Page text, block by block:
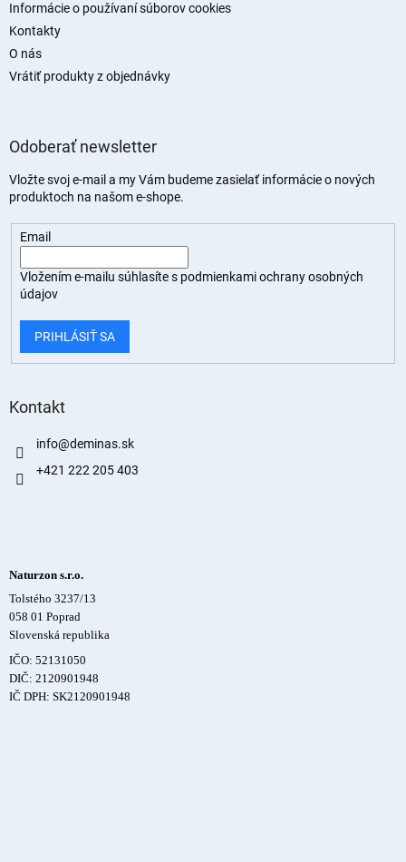
Informácie o používaní súborov cookies
Kontakty
O nás
Vrátiť produkty z objednávky
Odoberať newsletter
Vložte svoj e-mail a my Vám budeme zasielať informácie o nových
produktoch na našom e-shope.
Email
Vložením e-mailu súhlasíte s podmienkami ochrany osobných
údajov
PRIHLÁSIŤ SA
Kontakt
info@deminas.sk
+421 222 205 403
Naturzon s.r.o.
Tolstého 3237/13
058 01 Poprad
Slovenská republika
IČO: 52131050
DIČ: 2120901948
IČ DPH: SK2120901948